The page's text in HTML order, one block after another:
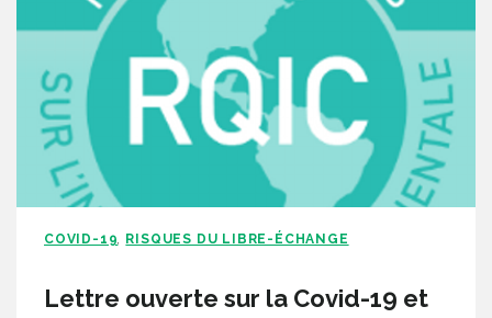
COVID-19 RISQUES DU LIBRE-ÉCHANGE
Lettre ouverte sur la Covid-19 et